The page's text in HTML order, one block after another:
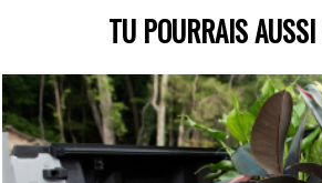
TU POURRAIS